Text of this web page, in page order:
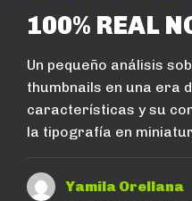
100% REAL
Un pequeño análisis
thumbnails en una era
características y su
la tipografía en
Yamila Orellana